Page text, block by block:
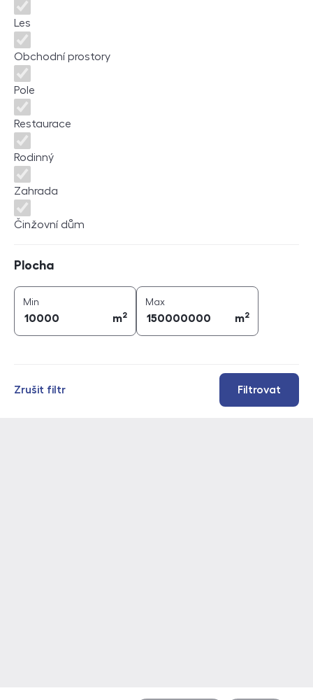
Les
Obchodní prostory
Pole
Restaurace
Rodinný
Zahrada
Činžovní dům
Plocha
Min
m2
Maxplocha (
m2
Filtrovat
Zrušit filtr